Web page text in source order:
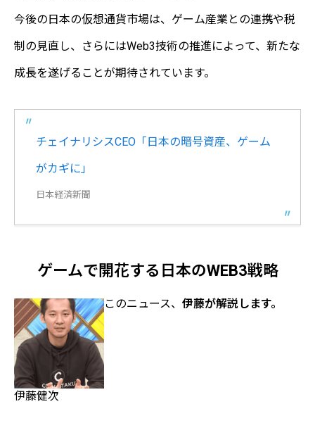
今後の日本の仮想通貨市場は、ゲーム産業との連携や税
制の見直し、さらにはWeb3技術の推進によって、新たな
成長を遂げることが期待されています。
チェイナリシスCEO「日本の暗号資産、ゲーム
がカギに」
日本経済新聞
ゲームで開花する日本のWEB3戦略
伊藤健次
このニュース、 伊藤が解説します。